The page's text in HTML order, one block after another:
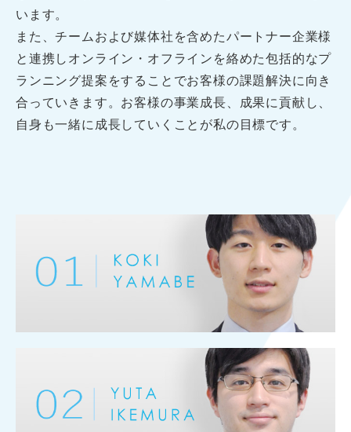
います。
また、チームおよび媒体社を含めたパートナー企業様
と連携し オンライン・オフラインを絡めた包括的なプ
ランニング提案をすることでお客様の課題解決に向き
合っていきます。 お客様の事業成長、成果に貢献し、
自身も一緒に成長していくことが私の目標です。